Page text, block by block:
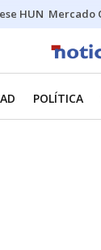
HUN Mercado
POLÍTICA